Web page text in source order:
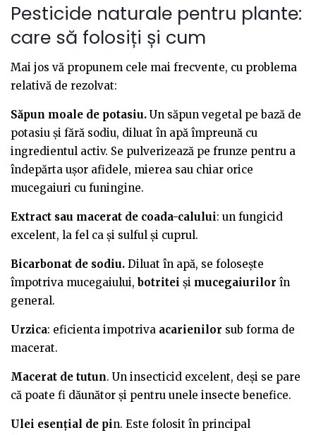
Pesticide naturale pentru plante:
care să folosiți și cum
Mai jos vă propunem cele mai frecvente, cu problema
relativă de rezolvat:
Săpun moale de potasiu. Un săpun vegetal pe bază de
potasiu și fără sodiu, diluat în apă împreună cu
ingredientul activ. Se pulverizează pe frunze pentru a
îndepărta ușor afidele, mierea sau chiar orice
mucegaiuri cu funingine.
Extract sau macerat de coada-calului: un fungicid
excelent, la fel ca și sulful și cuprul.
Bicarbonat de sodiu. Diluat în apă, se folosește
împotriva mucegaiului, botritei și mucegaiurilor în
general.
Urzica: eficienta impotriva acarienilor sub forma de
macerat.
Macerat de tutun. Un insecticid excelent, deși se pare
că poate fi dăunător și pentru unele insecte benefice.
Ulei esențial de pin. Este folosit în principal